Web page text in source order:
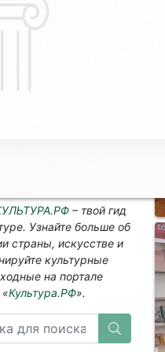
– твой гид
Узнайте больше об
страны, искусстве и
культурные
на портале
«Культура.РФ».